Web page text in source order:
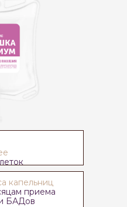
капельниц
приема
БАДов